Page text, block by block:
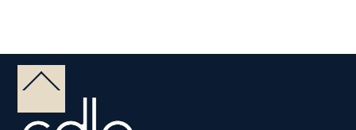
Back
Top